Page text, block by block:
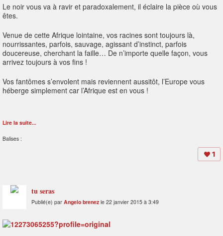
Le noir vous va à ravir et paradoxalement, il éclaire la pièce où vous
êtes.
Venue de cette Afrique lointaine, vos racines sont toujours là,
nourrissantes, parfois, sauvage, agissant d’instinct, parfois
doucereuse, cherchant la faille… De n’importe quelle façon, vous
arrivez toujours à vos fins !
Vos fantômes s’envolent mais reviennent aussitôt, l’Europe vous
héberge simplement car l’Afrique est en vous !
Lire la suite...
Balises :
1
tu seras
Publié(e) par Angelo brenez le 22 janvier 2015 à 3:49